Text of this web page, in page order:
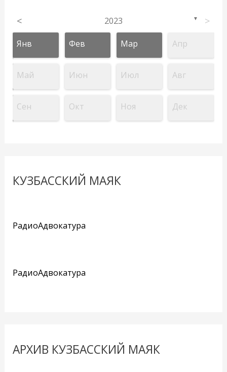
< 2023 ▼ >
Янв Фев Мар Апр
Май Июн Июл Авг
Сен Окт Ноя Дек
КУЗБАССКИЙ МАЯК
РадиоАдвокатура
РадиоАдвокатура
АРХИВ КУЗБАССКИЙ МАЯК